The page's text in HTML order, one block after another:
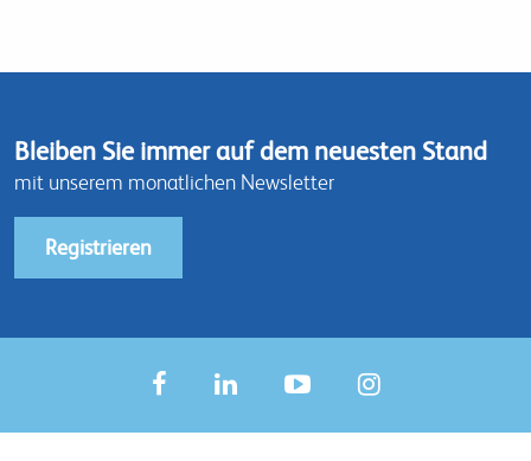
Bleiben Sie immer auf dem neuesten Stand
mit unserem monatlichen Newsletter
Registrieren